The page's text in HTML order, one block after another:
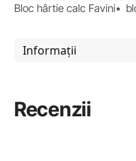
Bloc hârtie calc Favini•
Informații
Recenzii